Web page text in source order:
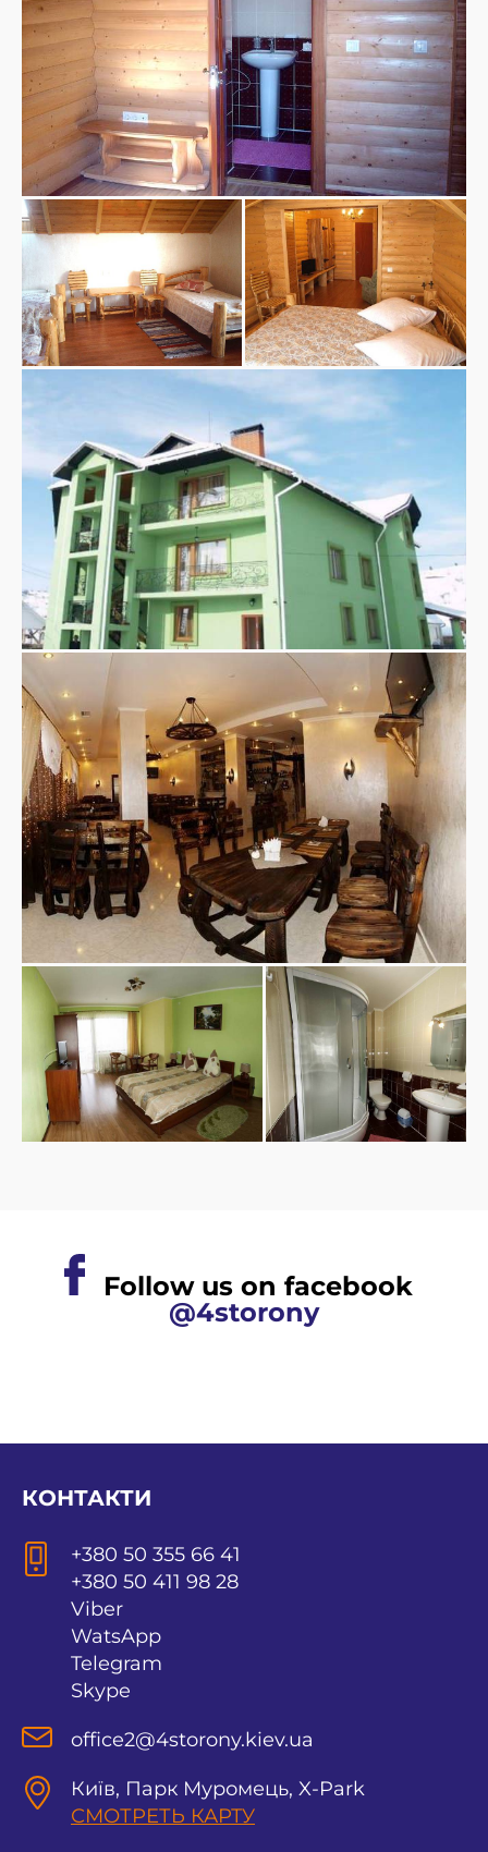
Follow us on facebook
@4storony
КОНТАКТИ
+380 50 355 66 41
+380 50 411 98 28
Viber
WatsApp
Telegram
Skype
office2@4storony.kiev.ua
Київ, Парк Муромець, X-Park
СМОТРЕТЬ КАРТУ